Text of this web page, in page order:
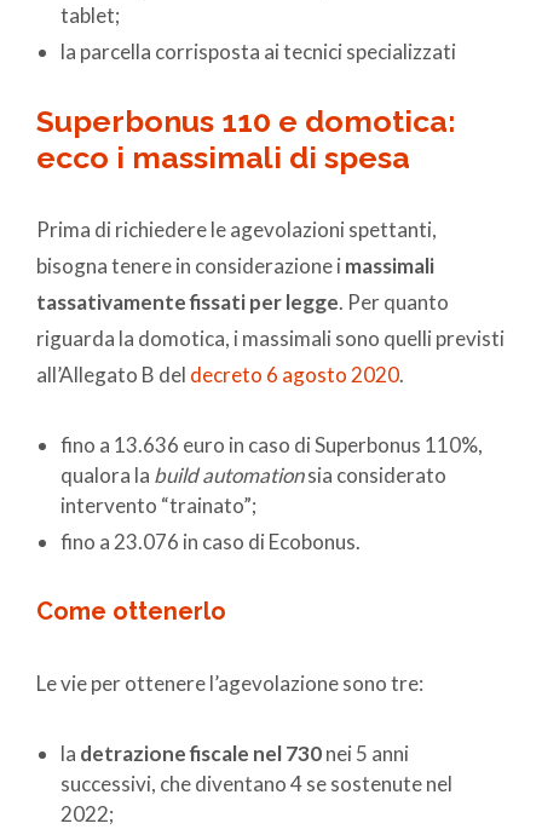
tablet;
la parcella corrisposta ai tecnici specializzati
Superbonus 110 e domotica:
ecco i massimali di spesa
Prima di richiedere le agevolazioni spettanti,
bisogna tenere in considerazione i massimali
tassativamente fissati per legge. Per quanto
riguarda la domotica, i massimali sono quelli previsti
all’Allegato B del decreto 6 agosto 2020.
fino a 13.636 euro in caso di Superbonus 110%,
qualora la build automationsia considerato
intervento “trainato”;
fino a 23.076 in caso di Ecobonus.
Come ottenerlo
Le vie per ottenere l’agevolazione sono tre:
la detrazione fiscale nel 730nei 5 anni
successivi, che diventano 4 se sostenute nel
2022;